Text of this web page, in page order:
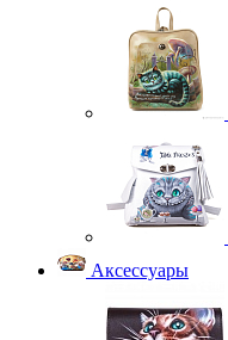
Аксессуары